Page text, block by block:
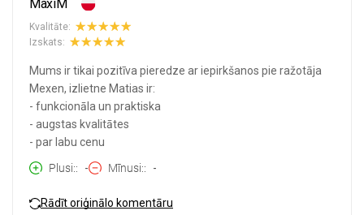
MaxiM
Kvalitāte:
Izskats:
Mums ir tikai pozitīva pieredze ar iepirkšanos pie ražotāja
Mexen, izlietne Matias ir:
- funkcionāla un praktiska
- augstas kvalitātes
- par labu cenu
Plusi:
- Mīnusi: -
Rādīt oriģinālo komentāru